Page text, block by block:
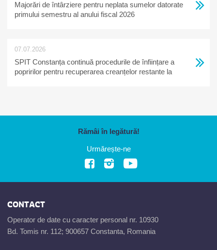
Majorări de întârziere pentru neplata sumelor datorate
primului semestru al anului fiscal 2026
07.07.2026
SPIT Constanța continuă procedurile de înființare a
popririlor pentru recuperarea creanțelor restante la
Rămâi în legătură!
Urmărește-ne
CONTACT
Operator de date cu caracter personal nr. 10930
Bd. Tomis nr. 112; 900657 Constanta, Romania